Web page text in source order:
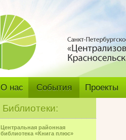
О нас События Проекты
Библиотеки:
Центральная районная
библиотека «Книга плюс»